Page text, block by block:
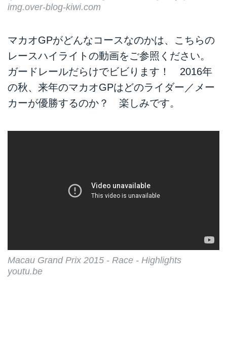
img.over-blog-kiwi.com
マカオGPがどんなコースなのかは、こちらの
レースハイライトの動画をご参照ください。
ガードレールだらけでビビります！ 2016年
の秋、来年のマカオGPはどのライダー／メー
カーが優勝するのか？ 楽しみです。
Macau Grand Prix 2015 - Race - Highlights
youtu.be